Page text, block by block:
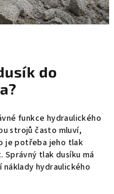
do
funkce hydraulického
strojů často mluví,
je potřeba jeho tlak
tlak dusíku má
hydraulického